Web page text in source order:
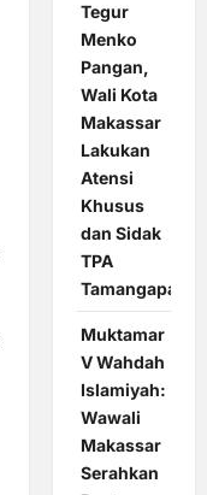
Tegur
Menko
Pangan,
Wali Kota
Makassar
Lakukan
Atensi
Khusus
dan Sidak
TPA
Tamangapa
Muktamar
V Wahdah
Islamiyah:
Wawali
Makassar
Serahkan